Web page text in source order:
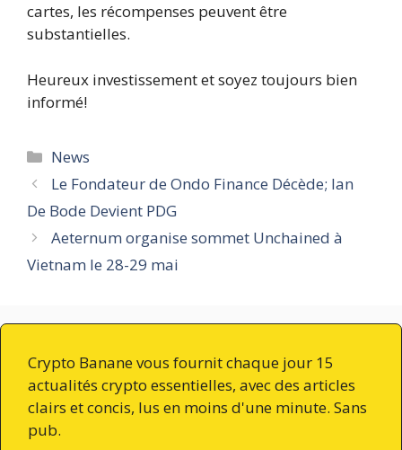
cartes, les récompenses peuvent être
substantielles.
Heureux investissement et soyez toujours bien
informé!
Catégories
News
Le Fondateur de Ondo Finance Décède; Ian
De Bode Devient PDG
Aeternum organise sommet Unchained à
Vietnam le 28-29 mai
Crypto Banane vous fournit chaque jour 15
actualités crypto essentielles, avec des articles
clairs et concis, lus en moins d'une minute. Sans
pub.